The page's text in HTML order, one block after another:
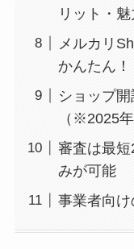
リット・魅
メルカリ
かんたん！
ショップ
（※2025
審査は最
みが可能
事業者向け